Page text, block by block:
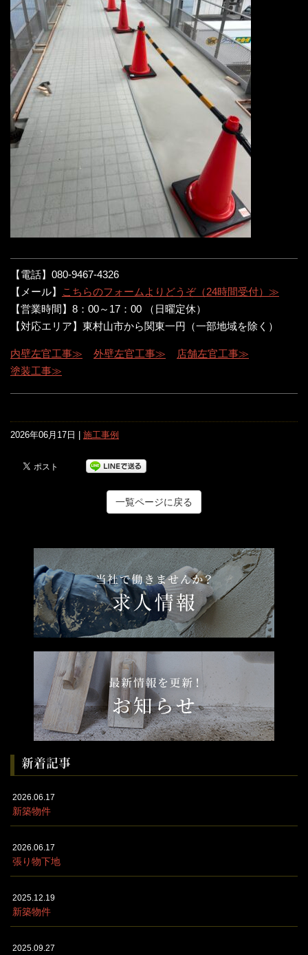
【電話】080-9467-4326
【メール】
こちらのフォームよりどうぞ（24時間受付）≫
【営業時間】8：00～17：00 （日曜定休）
【対応エリア】東村山市から関東一円（一部地域を除く）
内壁左官工事≫ 外壁左官工事≫
店舗左官工事≫
塗装工事≫
2026年06月17日 | 施工事例
一覧ページに戻る
新着記事
2026.06.17
新築物件
2026.06.17
張り物下地
2025.12.19
新築物件
2025.09.27